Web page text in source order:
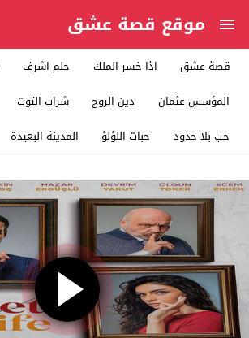
موقع قصة عشق
قصة عشق اذا خسر الملك حلم اشرف
المؤسس عثمان
دين الروح شراب التوت
حب بلا حدود
حبات اللؤلؤ المدينة البعيدة